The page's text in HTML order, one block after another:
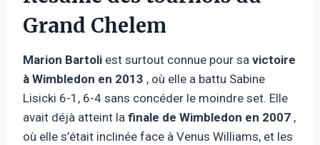
Grand Chelem
Marion Bartoli est surtout connue pour sa victoire
à Wimbledon en 2013 , où elle a battu Sabine
Lisicki 6-1, 6-4 sans concéder le moindre set. Elle
avait déjà atteint la finale de Wimbledon en 2007 ,
où elle s’était inclinée face à Venus Williams, et les